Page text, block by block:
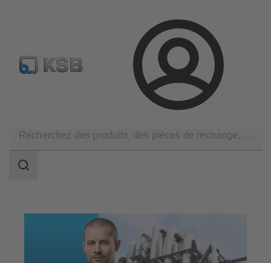
Connexion
Configurer un produit KSB Select Recherche
Optimisation du rendement
Champ